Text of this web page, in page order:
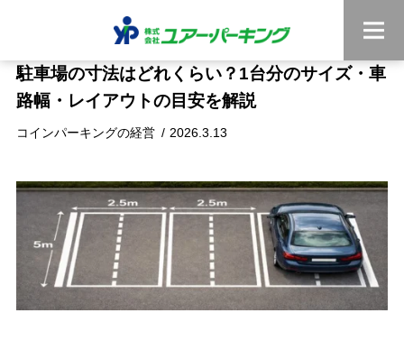
コインパーキングの経営 2026.3.13
駐車場の寸法はどれくらい？1台分のサイズ・車
路幅・レイアウトの目安を解説